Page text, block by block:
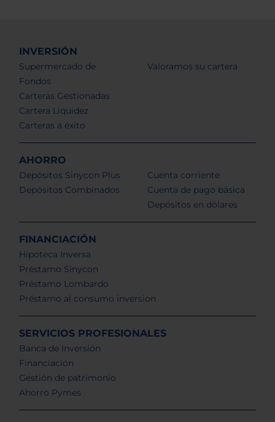
INVERSIÓN
Supermercado de
Fondos
Carteras Gestionadas
Cartera Liquidez
Carteras a éxito
Valoramos su cartera
AHORRO
Depósitos Sinycon Plus
Depósitos Combinados
Cuenta corriente
Cuenta de pago básica
Depósitos en dólares
FINANCIACIÓN
Hipoteca Inversa
Préstamo Sinycon
Préstamo Lombardo
Préstamo al consumo inversion
SERVICIOS PROFESIONALES
Banca de Inversión
Financiación
Gestión de patrimonio
Ahorro Pymes